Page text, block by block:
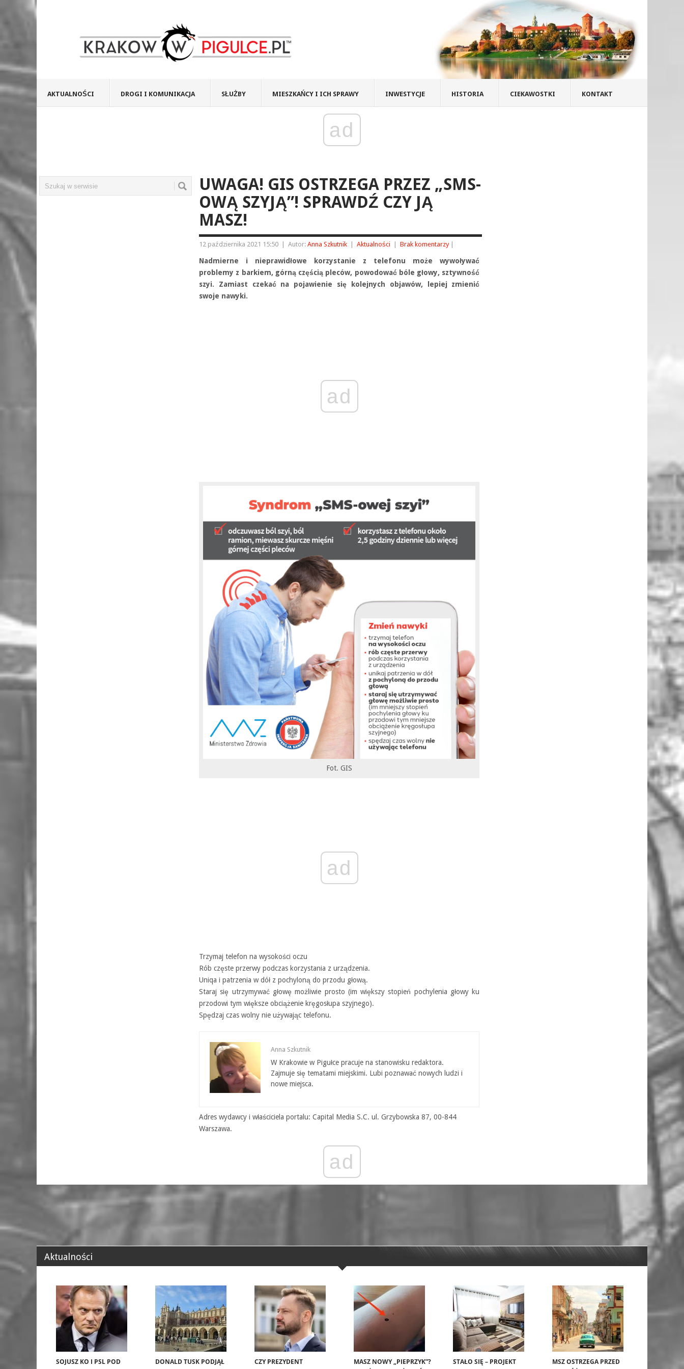
AKTUALNOŚCI DROGI I KOMUNIKACJA SŁUŻBY MIESZKAŃCY I ICH SPRAWY INWESTYCJE HISTORIA CIEKAWOSTKI KONTAKT
ad
UWAGA! GIS OSTRZEGA PRZEZ „SMS-
OWĄ SZYJĄ”! SPRAWDŹ CZY JĄ
MASZ!
12 października 2021 15:50 Autor: Anna Szkutnik Aktualności Brak komentarzy
Nadmierne i nieprawidłowe korzystanie z telefonu może wywoływać
problemy z barkiem, górną częścią pleców, powodować bóle głowy, sztywność
szyi. Zamiast czekać na pojawienie się kolejnych objawów, lepiej zmienić
swoje nawyki.
ad
Fot. GIS
ad
Trzymaj telefon na wysokości oczu
Rób częste przerwy podczas korzystania z urządzenia.
Uniqa i patrzenia w dół z pochyloną do przodu głową.
Staraj się utrzymywać głowę możliwie prosto (im większy stopień pochylenia głowy ku
przodowi tym większe obciążenie kręgosłupa szyjnego).
Spędzaj czas wolny nie używając telefonu.
Anna Szkutnik
W Krakowie w Pigułce pracuje na stanowisku redaktora.
Zajmuje się tematami miejskimi. Lubi poznawać nowych ludzi i
nowe miejsca.
Adres wydawcy i właściciela portalu: Capital Media S.C. ul. Grzybowska 87, 00-844
Warszawa.
ad
Aktualności
SOJUSZ KO I PSL POD
DONALD TUSK PODJĄŁ
CZY PREZYDENT
MASZ NOWY „PIEPRZYK”?
STAŁO SIĘ – PROJEKT
MSZ OSTRZEGA PRZED